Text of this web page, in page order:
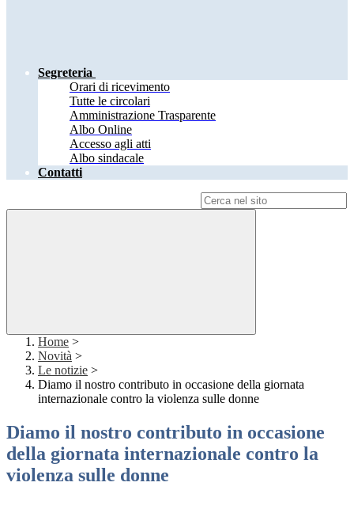
Segreteria
Orari di ricevimento
Tutte le circolari
Amministrazione Trasparente
Albo Online
Accesso agli atti
Albo sindacale
Contatti
Home >
Novità >
Le notizie >
Diamo il nostro contributo in occasione della giornata
internazionale contro la violenza sulle donne
Diamo il nostro contributo in occasione
della giornata internazionale contro la
violenza sulle donne